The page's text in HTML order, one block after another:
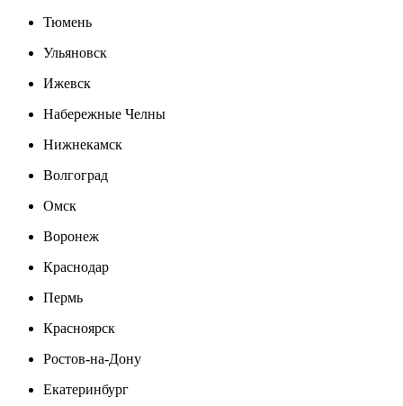
Тюмень
Ульяновск
Ижевск
Набережные Челны
Нижнекамск
Волгоград
Омск
Воронеж
Краснодар
Пермь
Красноярск
Ростов-на-Дону
Екатеринбург